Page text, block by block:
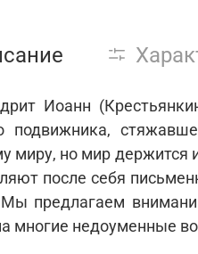
Иоанн
подвижни­ка,
миру, но мир держится
после себя
предлагаем
многие недоуменные